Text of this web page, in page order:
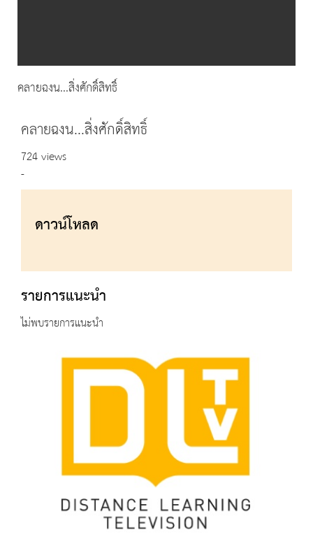
คลายฉงน...สิ่งศักดิ์สิทธิ์
คลายฉงน...สิ่งศักดิ์สิทธิ์
724 views
-
ดาวน์โหลด
รายการแนะนำ
ไม่พบรายการแนะนำ